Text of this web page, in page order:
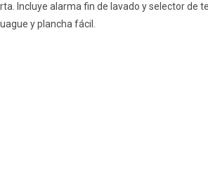
Incluye alarma fin de lavado y selector de
y plancha fácil.